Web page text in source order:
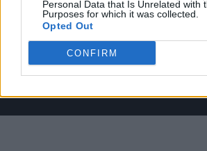
Personal Data that Is Unrelated with
Purposes for which it was collected.
Opted Out
CONFIRM
redazione@napolimagazine.com), che provvederà
"Juventus Magazine" non è una testata giornalistica, ma un
ne detiene tutti i marchi e diritti.